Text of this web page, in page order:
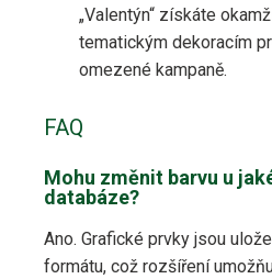
„Valentýn“ získáte
tematickým dekoracím
omezené kampaně.
FAQ
Mohu změnit barvu u
databáze?
Ano. Grafické prvky jsou
formátu, což rozšíření